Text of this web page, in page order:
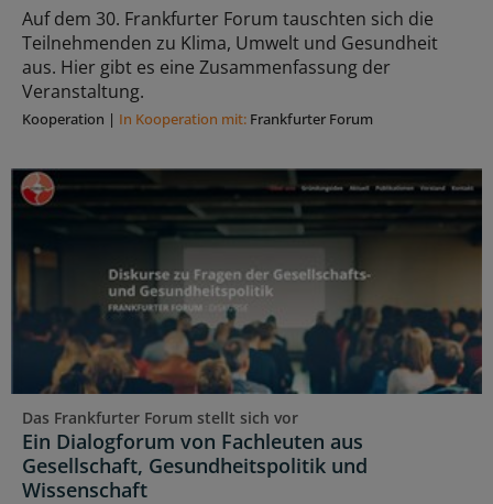
Auf dem 30. Frankfurter Forum tauschten sich die
Teilnehmenden zu Klima, Umwelt und Gesundheit
aus. Hier gibt es eine Zusammenfassung der
Veranstaltung.
Kooperation | In Kooperation mit: Frankfurter Forum
Das Frankfurter Forum stellt sich vor
Ein Dialogforum von Fachleuten aus
Gesellschaft, Gesundheitspolitik und
Wissenschaft